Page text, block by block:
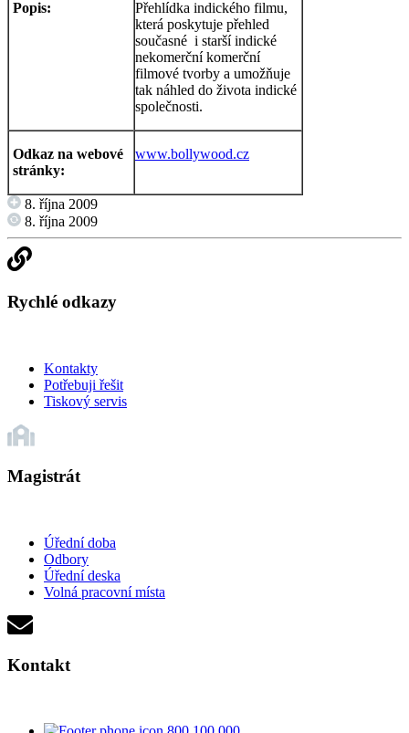
Popis:
Přehlídka indického filmu,
která poskytuje přehled
současné i starší indické
nekomerční komerční
filmové tvorby a umožňuje
tak náhled do života indické
společnosti.
Odkaz na webové
stránky:
www.bollywood.cz
8. října 2009
8. října 2009
Rychlé odkazy
Kontakty
Potřebuji řešit
Tiskový servis
Magistrát
Úřední doba
Odbory
Úřední deska
Volná pracovní místa
Kontakt